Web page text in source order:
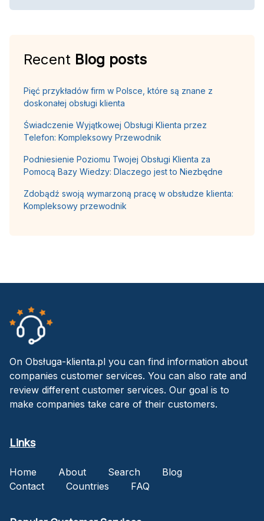
Recent Blog posts
Pięć przykładów firm w Polsce, które są znane z
doskonałej obsługi klienta
Świadczenie Wyjątkowej Obsługi Klienta przez
Telefon: Kompleksowy Przewodnik
Podniesienie Poziomu Twojej Obsługi Klienta za
Pomocą Bazy Wiedzy: Dlaczego jest to Niezbędne
Zdobądź swoją wymarzoną pracę w obsłudze klienta:
Kompleksowy przewodnik
On Obsługa-klienta.pl you can find information about
companies customer services. You can also rate and
review different customer services. Our goal is to
make companies take care of their customers.
Links
Home About Search
Blog
Contact
Countries FAQ